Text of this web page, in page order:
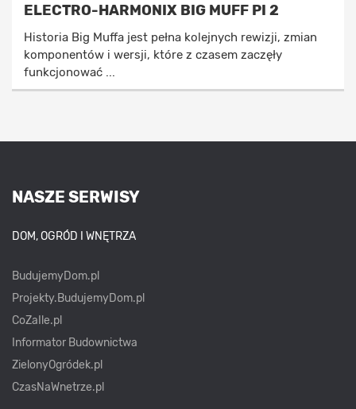
ELECTRO-HARMONIX BIG MUFF PI 2
Historia Big Muffa jest pełna kolejnych rewizji, zmian
komponentów i wersji, które z czasem zaczęły
funkcjonować ...
NASZE SERWISY
DOM, OGRÓD I WNĘTRZA
BudujemyDom.pl
Projekty.BudujemyDom.pl
CoZaIle.pl
Informator Budownictwa
ZielonyOgródek.pl
CzasNaWnetrze.pl